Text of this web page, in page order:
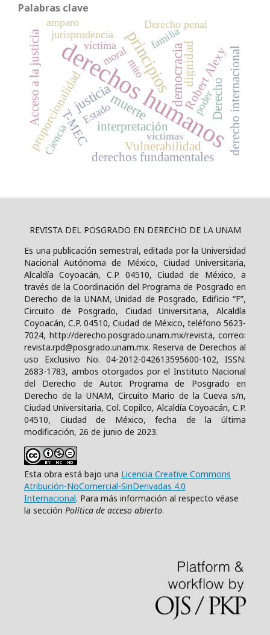
Palabras clave
derechos humanos
principios
justiciamuerte democracia
proporcionalidad derecho internacional
interpretación
Robert Alexy
Vulnerabilidad
derechos fundamentales
Derecho
Acceso a la justicia dignidad
T-MEC
Ciencia
moral
jurisprudencia.
víctimas
familia
mito
Derecho penal
Estado poder
víctima
amparo
REVISTA DEL POSGRADO EN DERECHO DE LA UNAM
Es una publicación semestral, editada por la Universidad
Nacional Autónoma de México, Ciudad Universitaria,
Alcaldía Coyoacán, C.P. 04510, Ciudad de México, a
través de la Coordinación del Programa de Posgrado en
Derecho de la UNAM, Unidad de Posgrado, Edificio “F”,
Circuito de Posgrado, Ciudad Universitaria, Alcaldía
Coyoacán, C.P. 04510, Ciudad de México, teléfono 5623-
7024, http://derecho.posgrado.unam.mx/revista, correo:
revista.rpd@posgrado.unam.mx. Reserva de Derechos al
uso Exclusivo No. 04-2012-042613595600-102, ISSN:
2683-1783, ambos otorgados por el Instituto Nacional
del Derecho de Autor. Programa de Posgrado en
Derecho de la UNAM, Circuito Mario de la Cueva s/n,
Ciudad Universitaria, Col. Copilco, Alcaldía Coyoacán, C.P.
04510, Ciudad de México, fecha de la última
modificación, 26 de junio de 2023.
Esta obra está bajo una Licencia Creative Commons
Atribución-NoComercial-SinDerivadas 4.0
Internacional. Para más información al respecto véase
la sección Política de acceso abierto.